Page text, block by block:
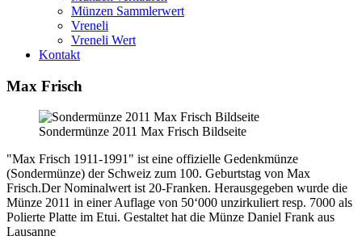
Münzen Sammlerwert
Vreneli
Vreneli Wert
Kontakt
Max Frisch
Sondermünze 2011 Max Frisch Bildseite
"Max Frisch 1911-1991" ist eine offizielle Gedenkmünze
(Sondermünze) der Schweiz zum 100. Geburtstag von Max
Frisch.Der Nominalwert ist 20-Franken. Herausgegeben wurde die
Münze 2011 in einer Auflage von 50‘000 unzirkuliert resp. 7000 als
Polierte Platte im Etui. Gestaltet hat die Münze Daniel Frank aus
Lausanne